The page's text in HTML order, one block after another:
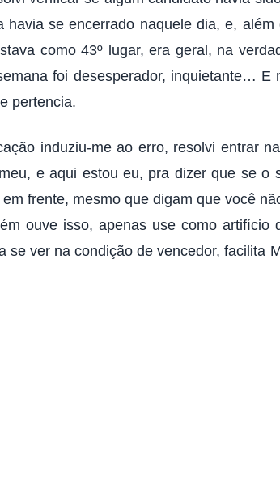
se encerrado naquele dia, e,
como 43º lugar, era geral, na
foi desesperador, inquietante…
pertencia.
induziu-me ao erro, resolvi entrar
e aqui estou eu, pra dizer que se
frente, mesmo que digam que você
ouve isso, apenas use como
ver na condição de vencedor, facilita